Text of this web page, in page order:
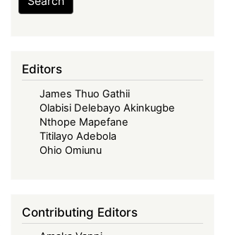
Editors
James Thuo Gathii
Olabisi Delebayo Akinkugbe
Nthope Mapefane
Titilayo Adebola
Ohio Omiunu
Contributing Editors